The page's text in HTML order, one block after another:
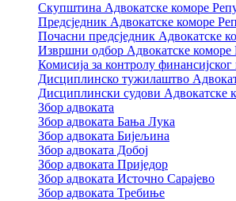
Скупштина Адвокатске коморе
Предсједник Адвокатске коморе
Почасни предсједник Адвокатске
Извршни одбор Адвокатске коморе
Комисија за контролу
Дисциплинско тужилаштво
Дисциплински судови Адвокатске
Збор адвоката
Збор адвоката Бања Лука
Збор адвоката Бијељина
Збор адвоката Добој
Збор адвоката Приједор
Збор адвоката Источно Сарајево
Збор адвоката Требиње